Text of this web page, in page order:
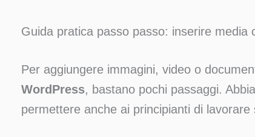
Guida pratica passo passo: inserire media
Per aggiungere immagini, video o
WordPress, bastano pochi passaggi.
permettere anche ai principianti di lavorare